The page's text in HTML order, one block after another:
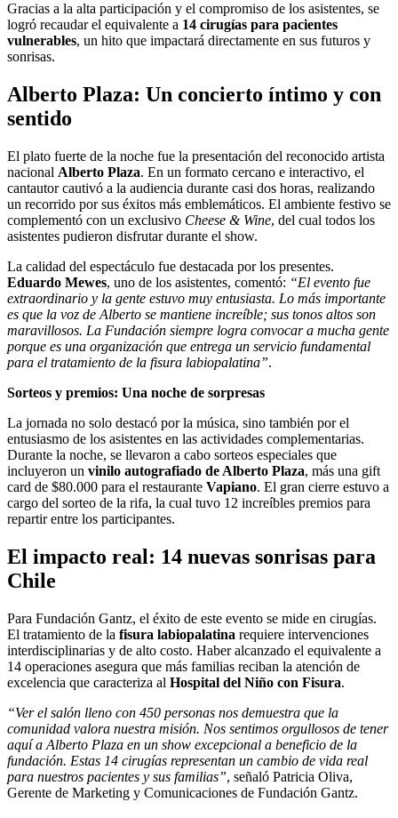
Gracias a la alta participación y el compromiso de los asistentes, se
logró recaudar el equivalente a 14 cirugías para pacientes
vulnerables, un hito que impactará directamente en sus futuros y
sonrisas.
Alberto Plaza: Un concierto íntimo y con
sentido
El plato fuerte de la noche fue la presentación del reconocido artista
nacional Alberto Plaza. En un formato cercano e interactivo, el
cantautor cautivó a la audiencia durante casi dos horas, realizando
un recorrido por sus éxitos más emblemáticos. El ambiente festivo se
complementó con un exclusivo Cheese & Wine, del cual todos los
asistentes pudieron disfrutar durante el show.
La calidad del espectáculo fue destacada por los presentes.
Eduardo Mewes, uno de los asistentes, comentó: “El evento fue
extraordinario y la gente estuvo muy entusiasta. Lo más importante
es que la voz de Alberto se mantiene increíble; sus tonos altos son
maravillosos. La Fundación siempre logra convocar a mucha gente
porque es una organización que entrega un servicio fundamental
para el tratamiento de la fisura labiopalatina”.
Sorteos y premios: Una noche de sorpresas
La jornada no solo destacó por la música, sino también por el
entusiasmo de los asistentes en las actividades complementarias.
Durante la noche, se llevaron a cabo sorteos especiales que
incluyeron un vinilo autografiado de Alberto Plaza, más una gift
card de $80.000 para el restaurante Vapiano. El gran cierre estuvo a
cargo del sorteo de la rifa, la cual tuvo 12 increíbles premios para
repartir entre los participantes.
El impacto real: 14 nuevas sonrisas para
Chile
Para Fundación Gantz, el éxito de este evento se mide en cirugías.
El tratamiento de la fisura labiopalatina requiere intervenciones
interdisciplinarias y de alto costo. Haber alcanzado el equivalente a
14 operaciones asegura que más familias reciban la atención de
excelencia que caracteriza al Hospital del Niño con Fisura.
“Ver el salón lleno con 450 personas nos demuestra que la
comunidad valora nuestra misión. Nos sentimos orgullosos de tener
aquí a Alberto Plaza en un show excepcional a beneficio de la
fundación. Estas 14 cirugías representan un cambio de vida real
para nuestros pacientes y sus familias”, señaló Patricia Oliva,
Gerente de Marketing y Comunicaciones de Fundación Gantz.